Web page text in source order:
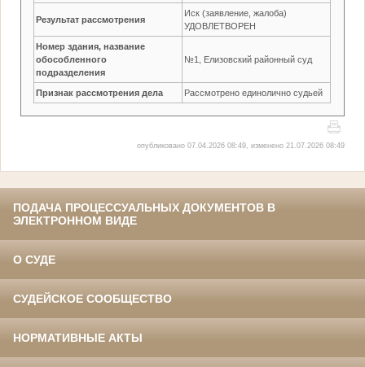
Результат рассмотрения
Иск (заявление, жалоба)
УДОВЛЕТВОРЕН
Номер здания, название
обособленного
подразделения
№1, Елизовский районный суд
Признак рассмотрения дела Рассмотрено единолично судьей
опубликовано 07.04.2026 08:49, изменено 21.07.2026 08:49
ПОДАЧА ПРОЦЕССУАЛЬНЫХ ДОКУМЕНТОВ В
ЭЛЕКТРОННОМ ВИДЕ
О СУДЕ
СУДЕЙСКОЕ СООБЩЕСТВО
НОРМАТИВНЫЕ АКТЫ